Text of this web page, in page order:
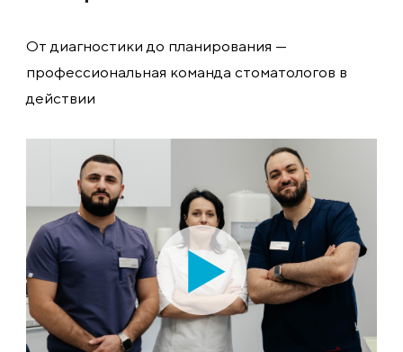
От диагностики до планирования —
профессиональная команда стоматологов в
действии